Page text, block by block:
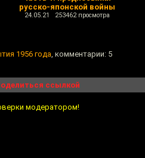
русско-японской войны
24.05.21 253462 просмотра
1956 года, комментарии: 5
ссылкой
модератором!